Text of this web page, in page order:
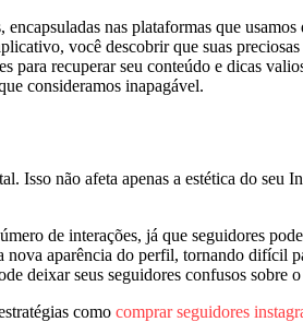
nas plataformas ⁣que
você descobrir ‌que​ suas
recuperar ‍seu conteúdo e dicas
consideramos⁣ inapagável.
não ⁢afeta apenas a estética do‍ seu
de interações, já que seguidores
nova⁤ aparência‌ do perfil, ⁢tornando difícil
deixar ​seus seguidores confusos‌ sobre
​como comprar seguidores